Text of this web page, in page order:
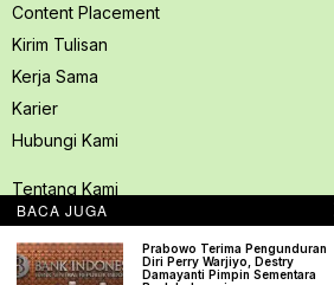
Content Placement
Kirim Tulisan
Kerja Sama
Karier
Hubungi Kami
Tentang Kami
Redaksi PerspektifSpace
Kode Etik Jurnalistik
BACA JUGA
Prabowo Terima Pengunduran
Diri Perry Warjiyo, Destry
Damayanti Pimpin Sementara